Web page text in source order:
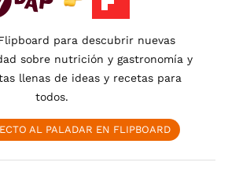
para descubrir nuevas
sobre nutrición y gastronomía y
llenas de ideas y recetas para
todos.
AL PALADAR EN FLIPBOARD